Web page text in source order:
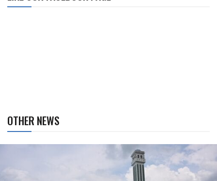
OTHER NEWS